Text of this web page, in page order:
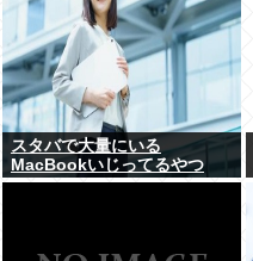
スタバで大量にいる
MacBookいじってるやつ
www